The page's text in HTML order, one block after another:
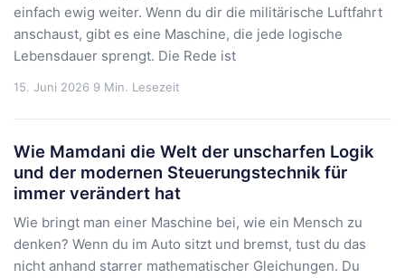
einfach ewig weiter. Wenn du dir die militärische Luftfahrt
anschaust, gibt es eine Maschine, die jede logische
Lebensdauer sprengt. Die Rede ist
15. Juni 2026 9 Min. Lesezeit
Wie Mamdani die Welt der unscharfen Logik
und der modernen Steuerungstechnik für
immer verändert hat
Wie bringt man einer Maschine bei, wie ein Mensch zu
denken? Wenn du im Auto sitzt und bremst, tust du das
nicht anhand starrer mathematischer Gleichungen. Du